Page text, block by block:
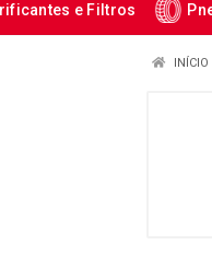
e Filtros
INÍCIO